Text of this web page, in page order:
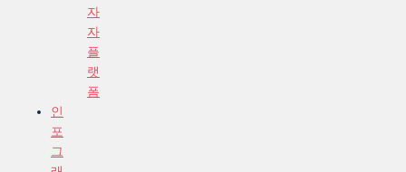
자
자
플
랫
폼
인
포
그